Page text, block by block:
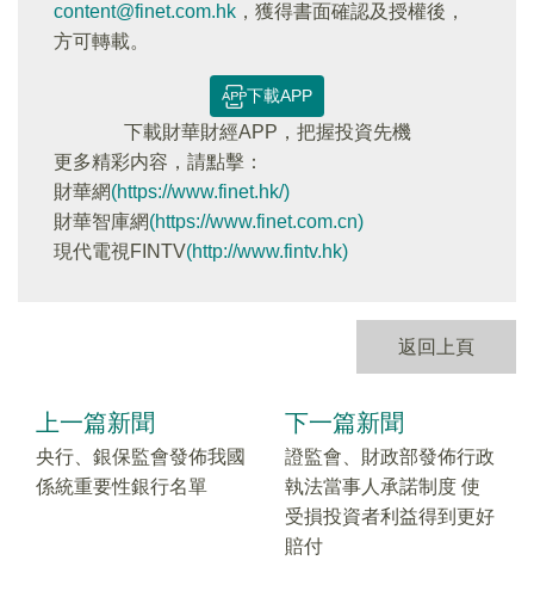
content@finet.com.hk ，獲得書面確認及授權後，
方可轉載。
下載APP
下載財華財經APP，把握投資先機
更多精彩内容，請點擊：
財華網(https://www.finet.hk/)
財華智庫網(https://www.finet.com.cn)
現代電視FINTV(http://www.fintv.hk)
返回上頁
上一篇新聞
央行、銀保監會發佈我國
係統重要性銀行名單
下一篇新聞
證監會、財政部發佈行政
執法當事人承諾制度 使
受損投資者利益得到更好
賠付